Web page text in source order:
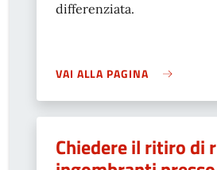
differenziata.
VAI ALLA PAGINA
Chiedere il ritiro di